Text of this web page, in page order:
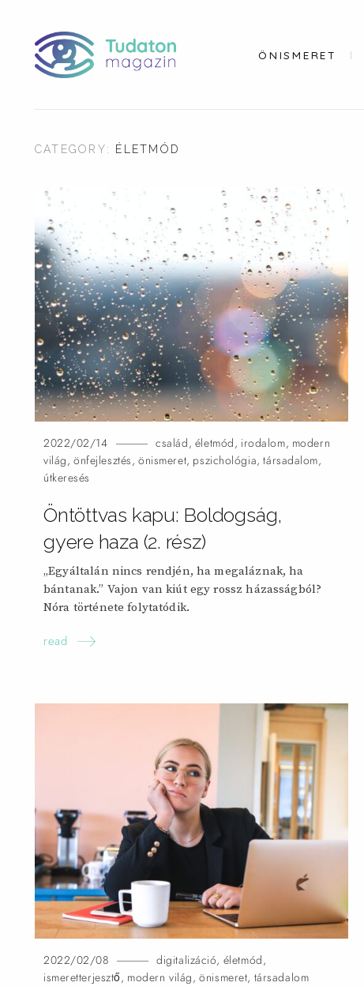
ÖNISMERET
CATEGORY: ÉLETMÓD
2022/02/14 család, életmód, irodalom, modern
világ,önfejlesztés,önismeret, pszichológia,társadalom,
útkeresés
Öntöttvas kapu: Boldogság,
gyere haza (2. rész)
„Egyáltalán nincs rendjén, ha megaláznak, ha
bántanak.” Vajon van kiút egy rossz házasságból?
Nóra története folytatódik.
read
2022/02/08 digitalizáció, életmód,
ismeretterjesztő, modern világ,önismeret, társadalom